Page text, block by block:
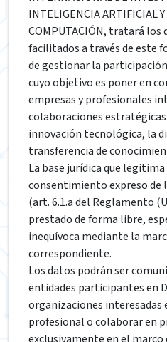
INTELIGENCIA ARTIFICIAL
COMPUTACIÓN, tratará los
facilitados a través de este
de gestionar la
cuyo objetivo es poner en
empresas y profesionales
colaboraciones
innovación tecnológica, la
transferencia de
La base jurídica que
consentimiento expreso de
(art. 6.1.a del Reglamento
prestado de forma libre,
inequívoca mediante la
correspondiente.
Los datos podrán ser
entidades participantes en
organizaciones
profesional o colaborar en